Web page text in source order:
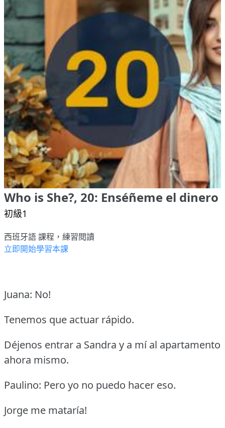
Who is She?, 20: Enséñeme el dinero
初級1
西班牙語 課程，練習閱讀
立即開始學習本課
Juana: No!
Tenemos que actuar rápido.
Déjenos entrar a Sandra y a mí al apartamento
ahora mismo.
Paulino: Pero yo no puedo hacer eso.
Jorge me mataría!